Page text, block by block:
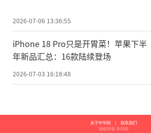
2026-07-06 13:36:55
iPhone 18 Pro只是开胃菜！苹果下半
年新品汇总：16款陆续登场
2026-07-03 16:18:48
关于中华网 |
联系我们
版权所有 中华网